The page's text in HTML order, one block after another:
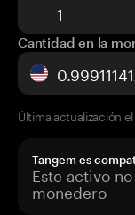
Cantidad en la
Última actualización
Tangem es
Este activo
monedero